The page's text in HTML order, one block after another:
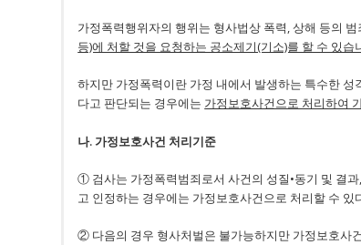
가정폭력행위자의 행위는 형사법상 폭력, 상해 등의
등)에 처할 것을 요청하는 공소제기(기소)를 할 수 있습
하지만 가정폭력이란 가정 내에서 발생하는 특수한
다고 판단되는 경우에는 가정보호사건으로 처리하여
나. 가정보호사건 처리기준
① 검사는 가정폭력범죄로서 사건의 성질•동기 및 결
고 인정하는 경우에는 가정보호사건으로 처리할 수 있
② 다음의 경우 형사처벌은 불가능하지만 가정보호사